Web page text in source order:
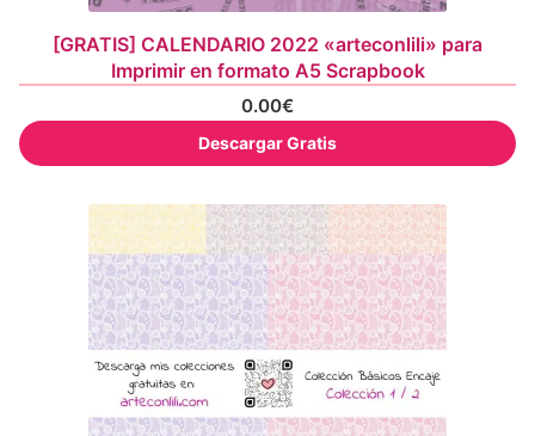
[GRATIS] CALENDARIO 2022 «arteconlili» para
Imprimir en formato A5 Scrapbook
0.00€
Descargar Gratis